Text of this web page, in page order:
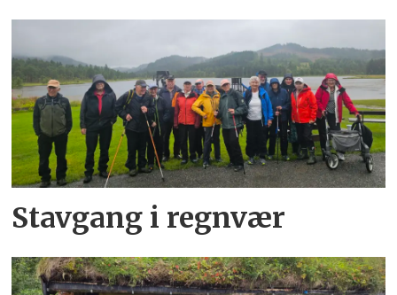
Stavgang i regnvær